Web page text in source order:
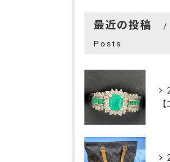
最近の投稿
Posts